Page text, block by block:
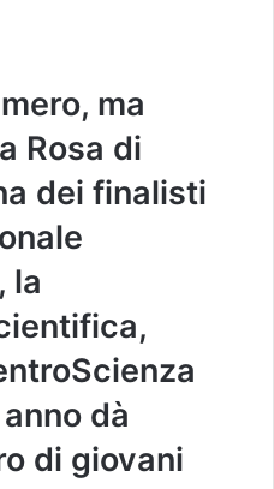
ma
Rosa di
dei finalisti
la
dà
di giovani